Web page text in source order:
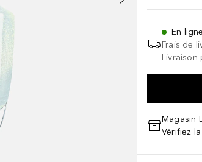
En ligne
Frais de
Livraison
Magasin
Vérifiez